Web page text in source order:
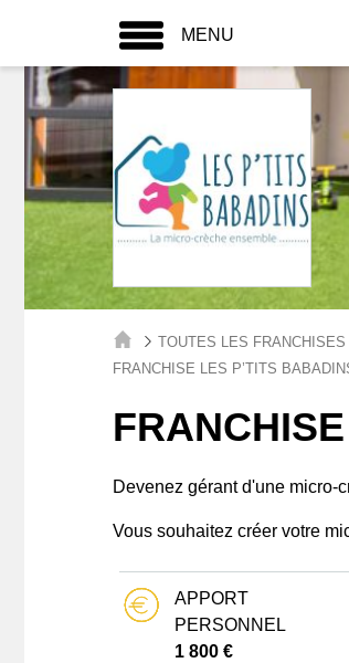
MENU
TOUTES LES FRANCHISES
FRANCHISE LES P’TITS
Devenez gérant d'une micro-
Vous souhaitez créer votre
APPORT
PERSONNEL
1 800 €